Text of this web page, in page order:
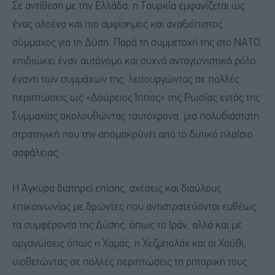
Σε αντίθεση με την Ελλάδα, η Τουρκία εμφανίζεται ως
ένας ολοένα και πιο αμφίσημος και αναξιόπιστος
σύμμαχος για τη Δύση. Παρά τη συμμετοχή της στο ΝΑΤΟ,
επιδιώκει έναν αυτόνομο και συχνά ανταγωνιστικό ρόλο
έναντι των συμμάχων της, λειτουργώντας σε πολλές
περιπτώσεις ως «Δούρειος Ίππος» της Ρωσίας εντός της
Συμμαχίας ακολουθώντας ταυτόχρονα, μια πολυδιάστατη
στρατηγική που την απομακρύνει από το δυτικό πλαίσιο
ασφάλειας.
Η Άγκυρα διατηρεί επίσης, σχέσεις και διαύλους
επικοινωνίας με δρώντες που αντιστρατεύονται ευθέως
τα συμφέροντα της Δύσης, όπως το Ιράν, αλλά και με
οργανώσεις όπως η Χαμάς, η Χεζμπολάχ και οι Χούθι,
υιοθετώντας σε πολλές περιπτώσεις τη ρητορική τους